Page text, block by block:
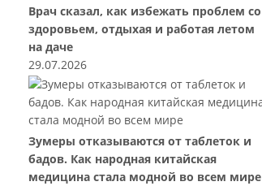
Врач сказал, как избежать проблем со
здоровьем, отдыхая и работая летом
на даче
29.07.2026
Зумеры отказываются от таблеток и
бадов. Как народная китайская
медицина стала модной во всем мире